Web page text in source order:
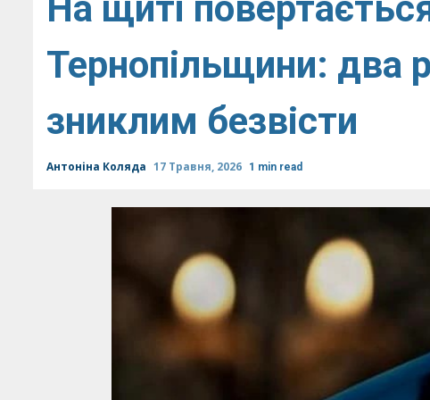
Тернопільщини: два
зниклим безвісти
Антоніна Коляда 17 Травня, 2026 1 min read